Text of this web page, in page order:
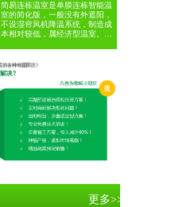
简易连栋温室是单膜连栋智能温
室的简化版，一般没有外遮阳，
不设湿帘风机降温系统，制造成
本相对较低，属经济型温室。…
更多>>